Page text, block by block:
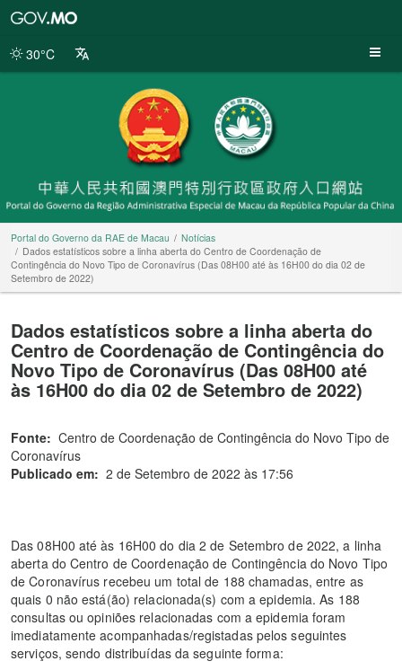
da
30°C
Portal do Governo da RAE de Macau
Notícias
Dados estatísticos sobre a linha aberta do Centro de Coordenação de
Contingência do Novo Tipo de Coronavírus (Das 08H00 até às 16H00 do dia 02 de
Setembro de 2022)
Dados estatísticos sobre a linha aberta do
Centro de Coordenação de Contingência do
Novo Tipo de Coronavírus (Das 08H00 até
às 16H00 do dia 02 de Setembro de 2022)
Fonte: Centro de Coordenação de Contingência do Novo Tipo de
Coronavírus
Publicado em: 2 de Setembro de 2022 às 17:56
Das 08H00 até às 16H00 do dia 2 de Setembro de 2022, a linha
aberta do Centro de Coordenação de Contingência do Novo Tipo
de Coronavírus recebeu um total de 188 chamadas, entre as
quais 0 não está(ão) relacionada(s) com a epidemia. As 188
consultas ou opiniões relacionadas com a epidemia foram
imediatamente acompanhadas/registadas pelos seguintes
serviços, sendo distribuídas da seguinte forma: